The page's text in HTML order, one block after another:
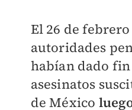
El 26 de
autoridades
habían dado fin
asesinatos
de México